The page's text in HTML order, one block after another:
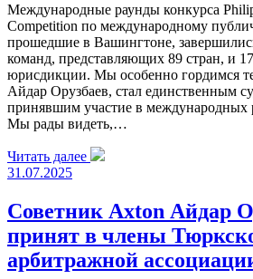
Международные раунды конкурса
Competition по международному
прошедшие в Вашингтоне,
команд, представляющих 89 стран, и
юрисдикции. Мы особенно гордимся
Айдар Орузбаев, стал единственным
принявшим участие в международных
Мы рады видеть,…
Читать далее
31.07.2025
Советник Axton Айдар
принят в члены
арбитражной